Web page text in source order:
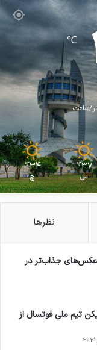
℃
37
℃
س
34
℃
چ
نظرها
عکس‌های جذاب‌تر در
تیم ملی فوتسال از